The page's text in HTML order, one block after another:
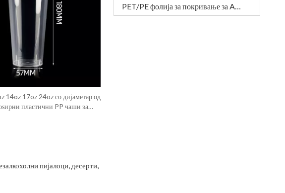
14oz 17oz 24oz со дијаметар од
пластични PP чаши за
пијалоци, десерти,
PET/PE фолија за покривање за APET послужавник